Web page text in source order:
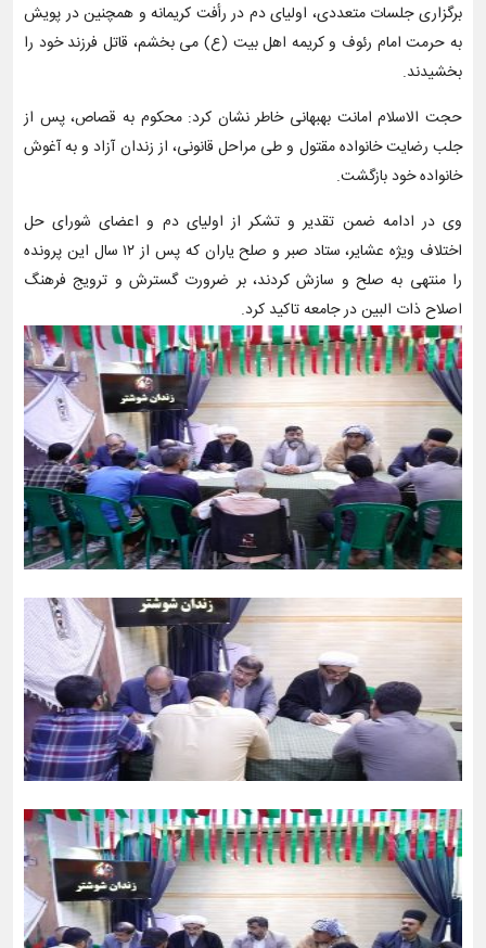
برگزاری جلسات متعددی، اولیای دم در رأفت کریمانه و همچنین در پویش
به حرمت امام رئوف و کریمه اهل بیت (ع) می بخشم، قاتل فرزند خود را
بخشیدند.
حجت الاسلام امانت بهبهانی خاطر نشان کرد: محکوم به قصاص، پس از
جلب رضایت خانواده مقتول و طی مراحل قانونی، از زندان آزاد و به آغوش
خانواده خود بازگشت.
وی در ادامه ضمن تقدیر و تشکر از اولیای دم و اعضای شورای حل
اختلاف ویژه عشایر، ستاد صبر و صلح یاران که پس از ۱۲ سال این پرونده
را منتهی به صلح و سازش کردند، بر ضرورت گسترش و ترویج فرهنگ
اصلاح ذات البین در جامعه تاکید کرد.